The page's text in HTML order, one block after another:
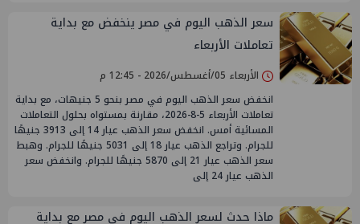
سعر الذهب اليوم في مصر ينخفض مع بداية
تعاملات الأربعاء
الأربعاء 05/أغسطس/2026 - 12:45 م
انخفض سعر الذهب اليوم في مصر بنحو 5 جنيهات، مع بداية
تعاملات الأربعاء 5-8-2026، مقارنة بمستواه بحلول التعاملات
المسائية أمس. انخفض سعر الذهب عيار 14 إلى 3913 جنيهًا
للجرام. وتراجع الذهب عيار 18 إلى 5031 جنيهًا للجرام. وهبط
سعر الذهب عيار 21 إلى 5870 جنيهًا للجرام. وانخفض سعر
الذهب عيار 24 إلى
ماذا حدث لسعر الذهب اليوم في مصر مع بداية